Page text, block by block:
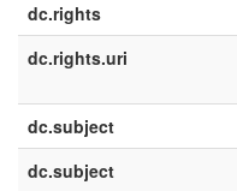
dc.rights
dc.rights.uri
dc.subject
dc.subject